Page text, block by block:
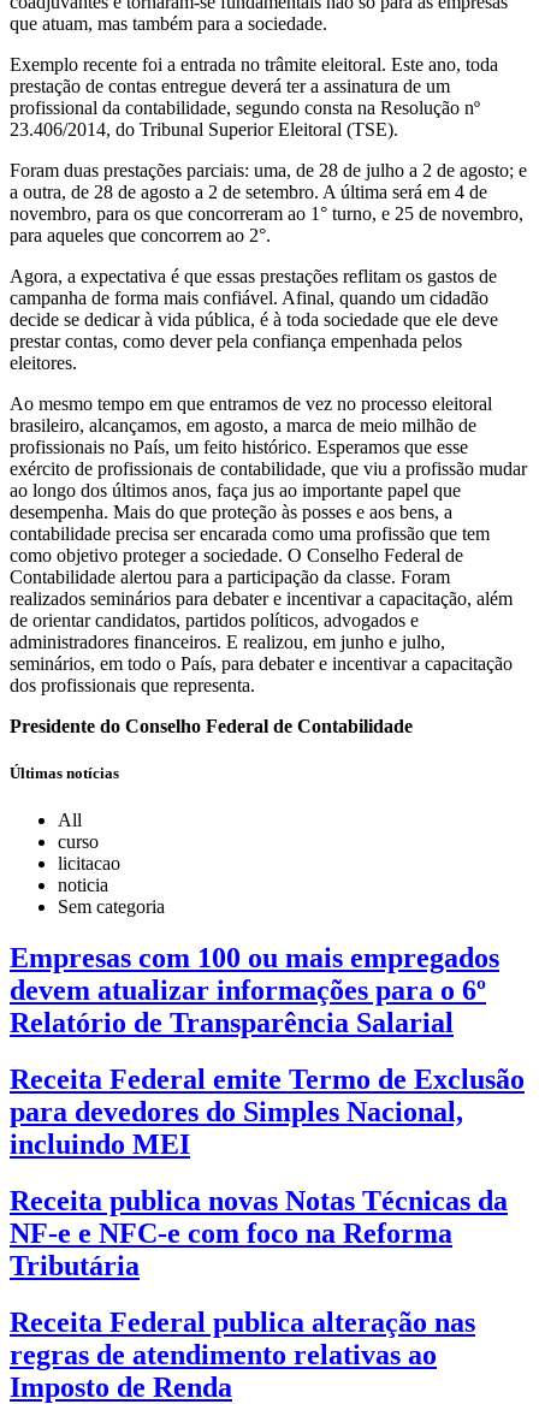
que atuam, mas também para a sociedade.
Exemplo recente foi a entrada no trâmite eleitoral. Este ano, toda
prestação de contas entregue deverá ter a assinatura de um
profissional da contabilidade, segundo consta na Resolução nº
23.406/2014, do Tribunal Superior Eleitoral (TSE).
Foram duas prestações parciais: uma, de 28 de julho a 2 de agosto; e
a outra, de 28 de agosto a 2 de setembro. A última será em 4 de
novembro, para os que concorreram ao 1° turno, e 25 de novembro,
para aqueles que concorrem ao 2°.
Agora, a expectativa é que essas prestações reflitam os gastos de
campanha de forma mais confiável. Afinal, quando um cidadão
decide se dedicar à vida pública, é à toda sociedade que ele deve
prestar contas, como dever pela confiança empenhada pelos
eleitores.
Ao mesmo tempo em que entramos de vez no processo eleitoral
brasileiro, alcançamos, em agosto, a marca de meio milhão de
profissionais no País, um feito histórico. Esperamos que esse
exército de profissionais de contabilidade, que viu a profissão mudar
ao longo dos últimos anos, faça jus ao importante papel que
desempenha. Mais do que proteção às posses e aos bens, a
contabilidade precisa ser encarada como uma profissão que tem
como objetivo proteger a sociedade. O Conselho Federal de
Contabilidade alertou para a participação da classe. Foram
realizados seminários para debater e incentivar a capacitação, além
de orientar candidatos, partidos políticos, advogados e
administradores financeiros. E realizou, em junho e julho,
seminários, em todo o País, para debater e incentivar a capacitação
dos profissionais que representa.
Presidente do Conselho Federal de Contabilidade
Últimas notícias
All
curso
licitacao
noticia
Sem categoria
Empresas com 100 ou mais empregados
devem atualizar informações para o 6º
Relatório de Transparência Salarial
Receita Federal emite Termo de Exclusão
para devedores do Simples Nacional,
incluindo MEI
Receita publica novas Notas Técnicas da
NF-e e NFC-e com foco na Reforma
Tributária
Receita Federal publica alteração nas
regras de atendimento relativas ao
Imposto de Renda